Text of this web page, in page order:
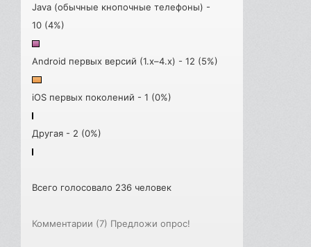
Java (обычные кнопочные телефоны) -
10 (4%)
Android первых версий (1.x–4.x) - 12 (5%)
iOS первых поколений - 1 (0%)
Другая - 2 (0%)
Всего голосовало 236 человек
Комментарии (7) Предложи опрос!